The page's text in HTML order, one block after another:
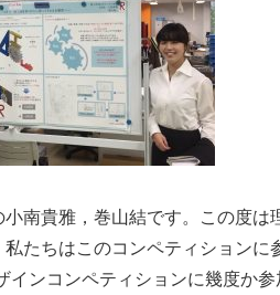
南貴雅，巻山結です。この度は
たちはこのコンペティションに
ンコンペティションに幾度か